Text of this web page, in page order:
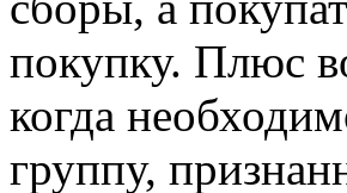
покупку. Плюс
когда
группу,